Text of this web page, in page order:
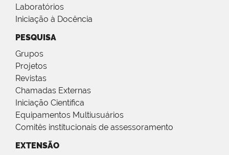
Laboratórios
Iniciação à Docência
PESQUISA
Grupos
Projetos
Revistas
Chamadas Externas
Iniciação Científica
Equipamentos Multiusuários
Comitês institucionais de assessoramento
EXTENSÃO